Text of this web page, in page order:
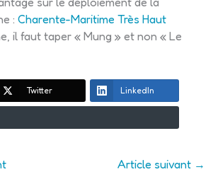
: Charente-Maritime Très Haut
il faut taper « Mung » et non « Le
Twitter LinkedIn
Article suivant →